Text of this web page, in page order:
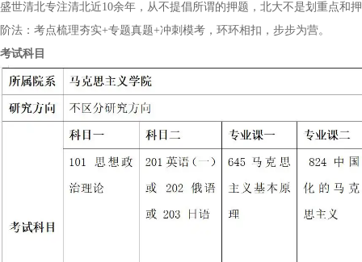
盛世清北专注清北近10余年，从不提倡所谓的押题，北大不是划重点和
阶法：考点梳理夯实+专题真题+冲刺模考，环环相扣，步步为营。
考试科目